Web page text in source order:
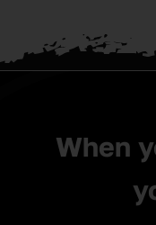
When